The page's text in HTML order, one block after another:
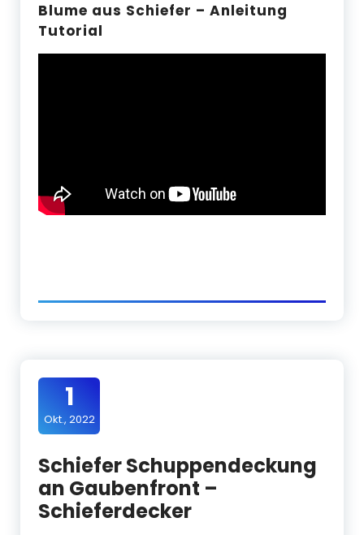
Blume aus Schiefer – Anleitung
Tutorial
1
Okt., 2022
Schiefer Schuppendeckung
an Gaubenfront –
Schieferdecker